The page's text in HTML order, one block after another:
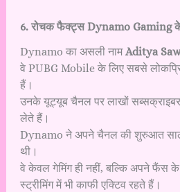
6. रोचक फैक्ट्स Dynamo Gaming के
Dynamo का असली नामAditya
वे PUBG Mobile के लिए सबसे
हैं।
उनके यूट्यूब चैनल पर लाखों सब्सक्राइबर
लेते हैं।
Dynamo ने अपने चैनल की शुरुआत
थी।
वे केवल गेमिंग ही नहीं, बल्कि अपने फैंस
स्ट्रीमिंग में भी काफी एक्टिव रहते हैं।